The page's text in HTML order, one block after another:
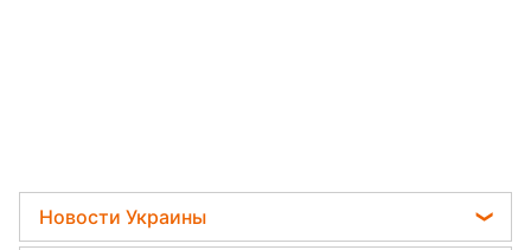
Новости Украины